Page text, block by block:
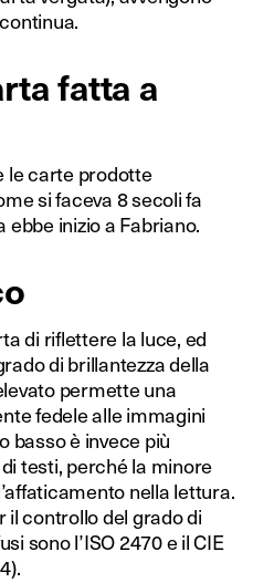
fatta a
le carte prodotte
si faceva 8 secoli fa
inizio a Fabriano.
di riflettere la luce, ed
di brillantezza della
permette una
fedele alle immagini
basso è invece più
testi, perché la minore
nella lettura.
il controllo del grado di
sono l’ISO 2470 e il CIE